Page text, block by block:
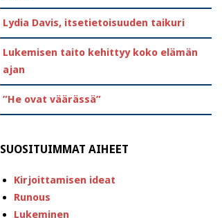
Lydia Davis, itsetietoisuuden taikuri
Lukemisen taito kehittyy koko elämän
ajan
”He ovat väärässä”
SUOSITUIMMAT AIHEET
Kirjoittamisen ideat
Runous
Lukeminen